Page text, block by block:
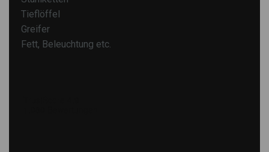
Tieflöffel
Greifer
Fett, Beleuchtung etc.